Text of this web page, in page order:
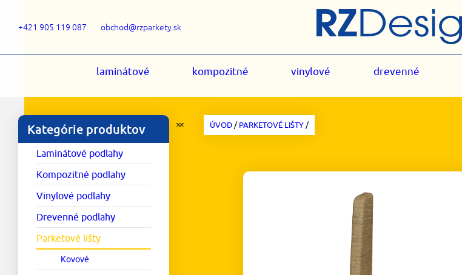
+421 905 119 087 obchod@rzparkety.sk
laminátové kompozitné vinylové drevenné
Kategórie produktov
Laminátové podlahy
Kompozitné podlahy
Vinylové podlahy
Drevenné podlahy
Parketové lišty
Kovové
ÚVOD/PARKETOVÉ LIŠTY/